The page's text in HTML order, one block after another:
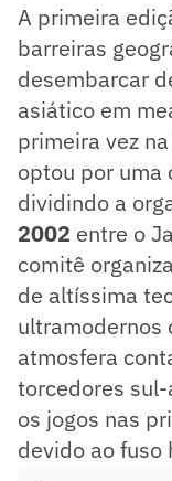
Scolari, com
Gaúcho.
O torneio teve
surpreendente
semifinais.
Resumo
A primeira
barreiras
desembarcar
asiático em
primeira vez
optou por uma
dividindo a
2002 entre o
comitê
de altíssima
ultramodernos
atmosfera
torcedores
os jogos nas
devido ao fuso